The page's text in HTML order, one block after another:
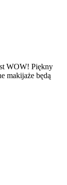
WOW! Piękny
makijaże będą